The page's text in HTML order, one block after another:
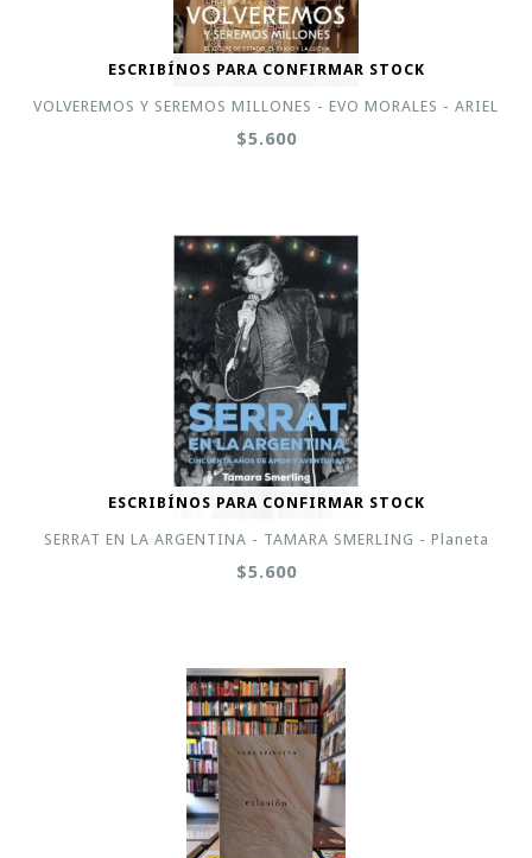
ESCRIBÍNOS PARA CONFIRMAR STOCK
VOLVEREMOS Y SEREMOS MILLONES - EVO MORALES - ARIEL
$5.600
ESCRIBÍNOS PARA CONFIRMAR STOCK
SERRAT EN LA ARGENTINA - TAMARA SMERLING - Planeta
$5.600